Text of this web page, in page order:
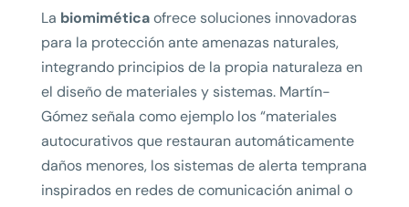
La biomiméticaofrece soluciones innovadoras
para la protección ante amenazas naturales,
integrando principios de la propia naturaleza en
el diseño de materiales y sistemas. Martín-
Gómez señala como ejemplo los “materiales
autocurativos que restauran automáticamente
daños menores, los sistemas de alerta temprana
inspirados en redes de comunicación animal o